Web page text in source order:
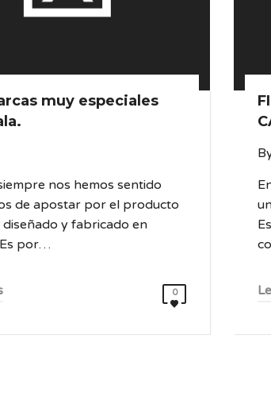
muy especiales
nos hemos sentido
de apostar por el producto
y fabricado en
por…
0